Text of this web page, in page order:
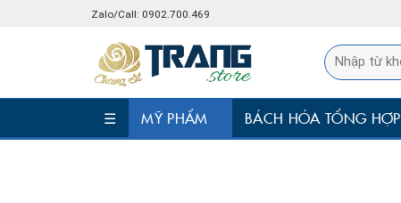
Zalo/Call: 0902.700.469
☰ MỸ PHẨM BÁCH HÓA TỔNG HỢP